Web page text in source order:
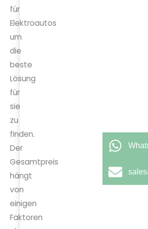
für
Elektroautos
um
die
beste
Lösung
für
sie
zu
finden.
Der
Gesamtpreis
hängt
von
einigen
Faktoren